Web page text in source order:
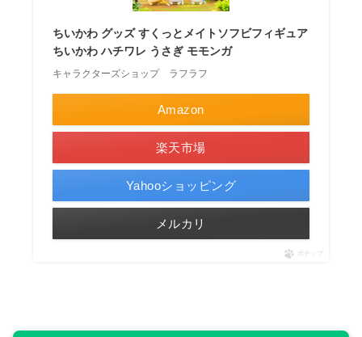
ちいかわ グッズ すくっとメイトソフビフィギュア
ちいかわ ハチワレ うさぎ モモンガ
キャラクターズショップ ラフラフ
Amazon
楽天市場
Yahooショッピング
メルカリ
ポチップ